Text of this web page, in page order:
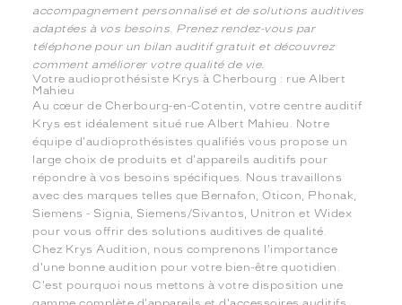
accompagnement personnalisé et de solutions auditives
adaptées à vos besoins. Prenez rendez-vous par
téléphone pour un bilan auditif gratuit et découvrez
comment améliorer votre qualité de vie.
Votre audioprothésiste Krys à Cherbourg : rue Albert
Mahieu
Au cœur de Cherbourg-en-Cotentin, votre centre auditif
Krys est idéalement situé rue Albert Mahieu. Notre
équipe d'audioprothésistes qualifiés vous propose un
large choix de produits et d'appareils auditifs pour
répondre à vos besoins spécifiques. Nous travaillons
avec des marques telles que Bernafon, Oticon, Phonak,
Siemens - Signia, Siemens/Sivantos, Unitron et Widex
pour vous offrir des solutions auditives de qualité.
Chez Krys Audition, nous comprenons l'importance
d'une bonne audition pour votre bien-être quotidien.
C'est pourquoi nous mettons à votre disposition une